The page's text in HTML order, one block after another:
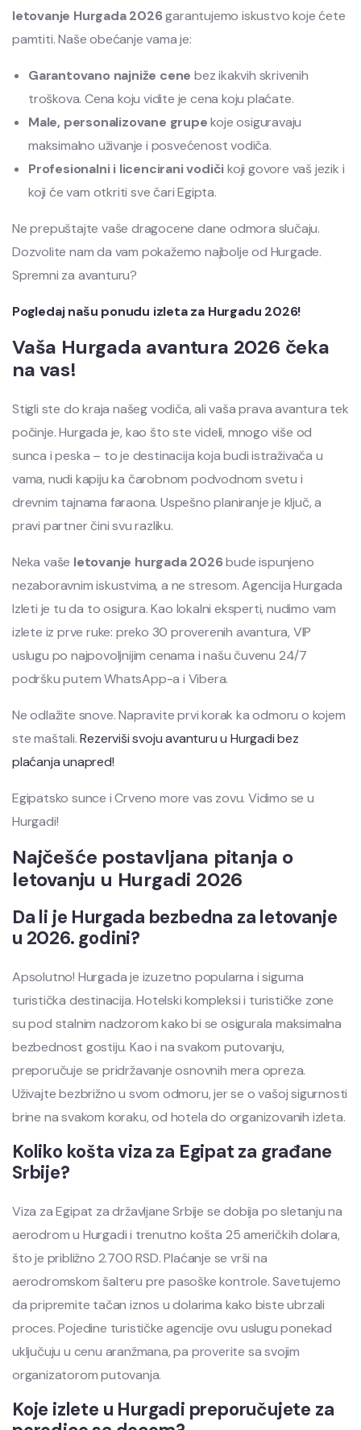
letovanje Hurgada 2026garantujemo iskustvo koje ćete
pamtiti. Naše obećanje vama je:
Garantovano najniže cene bez ikakvih skrivenih
troškova. Cena koju vidite je cena koju plaćate.
Male, personalizovane grupekoje osiguravaju
maksimalno uživanje i posvećenost vodiča.
Profesionalni i licencirani vodičikoji govore vaš jezik i
koji će vam otkriti sve čari Egipta.
Ne prepuštajte vaše dragocene dane odmora slučaju.
Dozvolite nam da vam pokažemo najbolje od Hurgade.
Spremni za avanturu?
Pogledaj našu ponudu izleta za Hurgadu 2026!
Vaša Hurgada avantura 2026 čeka
na vas!
Stigli ste do kraja našeg vodiča, ali vaša prava avantura tek
počinje. Hurgada je, kao što ste videli, mnogo više od
sunca i peska – to je destinacija koja budi istraživača u
vama, nudi kapiju ka čarobnom podvodnom svetu i
drevnim tajnama faraona. Uspešno planiranje je ključ, a
pravi partner čini svu razliku.
Neka vaše letovanje hurgada 2026bude ispunjeno
nezaboravnim iskustvima, a ne stresom. Agencija Hurgada
Izleti je tu da to osigura. Kao lokalni eksperti, nudimo vam
izlete iz prve ruke: preko 30 proverenih avantura, VIP
uslugu po najpovoljnijim cenama i našu čuvenu 24/7
podršku putem WhatsApp-a i Vibera.
Ne odlažite snove. Napravite prvi korak ka odmoru o kojem
ste maštali.Rezerviši svoju avanturu u Hurgadi bez
plaćanja unapred!
Egipatsko sunce i Crveno more vas zovu. Vidimo se u
Hurgadi!
Najčešće postavljana pitanja o
letovanju u Hurgadi 2026
Da li je Hurgada bezbedna za letovanje
u 2026. godini?
Apsolutno! Hurgada je izuzetno popularna i sigurna
turistička destinacija. Hotelski kompleksi i turističke zone
su pod stalnim nadzorom kako bi se osigurala maksimalna
bezbednost gostiju. Kao i na svakom putovanju,
preporučuje se pridržavanje osnovnih mera opreza.
Uživajte bezbrižno u svom odmoru, jer se o vašoj sigurnosti
brine na svakom koraku, od hotela do organizovanih izleta.
Koliko košta viza za Egipat za građane
Srbije?
Viza za Egipat za državljane Srbije se dobija po sletanju na
aerodrom u Hurgadi i trenutno košta 25 američkih dolara,
što je približno 2.700 RSD. Plaćanje se vrši na
aerodromskom šalteru pre pasoške kontrole. Savetujemo
da pripremite tačan iznos u dolarima kako biste ubrzali
proces. Pojedine turističke agencije ovu uslugu ponekad
uključuju u cenu aranžmana, pa proverite sa svojim
organizatorom putovanja.
Koje izlete u Hurgadi preporučujete za